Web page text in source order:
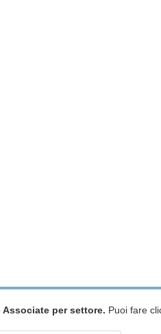
Associate per settore. Puoi fare